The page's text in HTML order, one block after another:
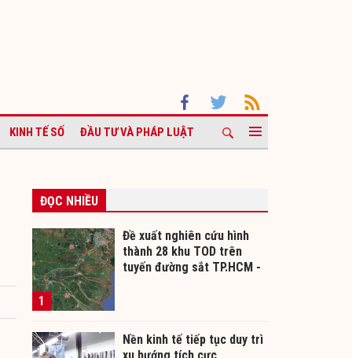
KINH TẾ SỐ ĐẦU TƯ VÀ PHÁP LUẬT
ĐỌC NHIỀU
1
Đề xuất nghiên cứu hình
thành 28 khu TOD trên
tuyến đường sắt TP.HCM -
Nền kinh tế tiếp tục duy trì